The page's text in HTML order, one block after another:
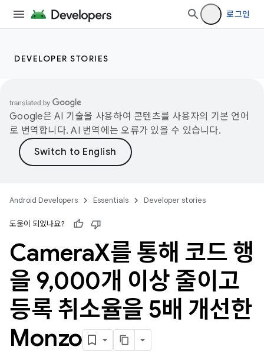
로그인
DEVELOPER STORIES
Google은 AI 기술을 사용하여 콘텐츠를 사용자의 기본 언어
로 번역합니다. AI 번역에는 오류가 있을 수 있습니다.
Android Developers Essentials Developer stories
도움이 되었나요?
CameraX를 통해 코드 행
을 9,000개 이상 줄이고
등록 취소율을 5배 개선한
Monzo